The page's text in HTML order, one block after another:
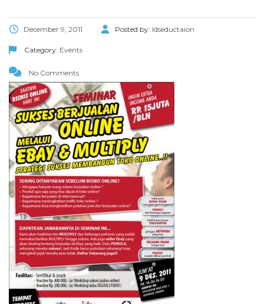
December 9, 2011 Posted by: Idseductaion
Category: Events
No Comments